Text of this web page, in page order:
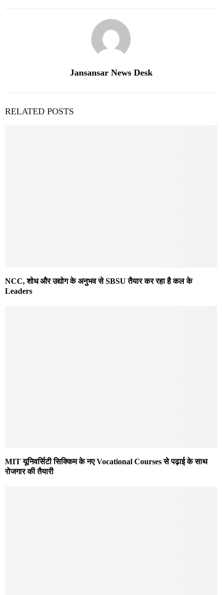
Jansansar News Desk
RELATED POSTS
NCC, शोध और उद्योग के अनुभव से SBSU तैयार कर रहा है कल के
Leaders
MIT यूनिवर्सिटी सिक्किम के नए Vocational Courses से पढ़ाई के साथ
रोजगार की तैयारी